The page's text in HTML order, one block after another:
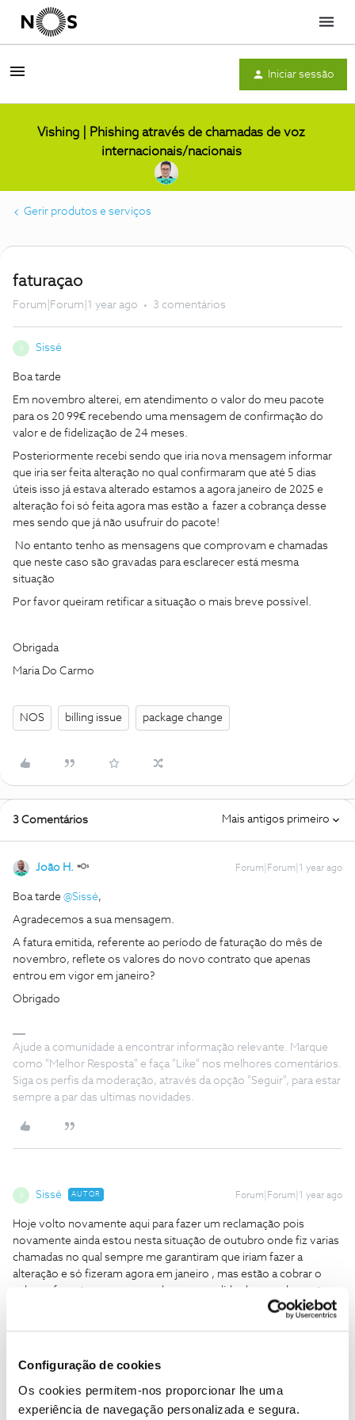
Configuração de cookies
Os cookies permitem-nos proporcionar lhe uma
experiência de navegação personalizada e segura.
Menu
Iniciar sessão
Vishing | Phishing através de chamadas de voz
internacionais/nacionais
Gerir produtos e serviços
faturaçao
Forum|Forum|1 year ago 3 comentários
Sissé
Boa tarde
Em novembro alterei, em atendimento o valor do meu pacote
para os 20 99€ recebendo uma mensagem de confirmação do
valor e de fidelização de 24 meses.
Posteriormente recebi sendo que iria nova mensagem informar
que iria ser feita alteração no qual confirmaram que até 5 dias
úteis isso já estava alterado estamos a agora janeiro de 2025 e
alteração foi só feita agora mas estão a fazer a cobrança desse
mes sendo que já não usufruir do pacote!
No entanto tenho as mensagens que comprovam e chamadas
que neste caso são gravadas para esclarecer está mesma
situação
Por favor queiram retificar a situação o mais breve possível.
Obrigada
Maria Do Carmo
NOS billing issue package change
3 Comentários Mais antigos primeiro
João H. Forum|Forum|1 year ago
Boa tarde ​ @Sissé,
Agradecemos a sua mensagem.
A fatura emitida, referente ao período de faturação do mês de
novembro, reflete os valores do novo contrato que apenas
entrou em vigor em janeiro?
Obrigado
Ajude a comunidade a encontrar informação relevante. Marque
como "Melhor Resposta" e faça "Like" nos melhores comentários.
Siga os perfis da moderação, através da opção "Seguir", para estar
sempre a par das ultimas novidades.
Sissé AUTOR Forum|Forum|1 year ago
Hoje volto novamente aqui para fazer um reclamação pois
novamente ainda estou nesta situação de outubro onde fiz varias
chamadas no qual sempre me garantiram que iriam fazer a
alteração e só fizeram agora em janeiro , mas estão a cobrar o
valor referente ao ano passado o que pedido de cancelamento
supostamente já tinha sido feito , depois de diversas chamas
período 24 horas e que iria receber msm o com valor correto ,
sendo que novamente não fizeram o que foi dito , tive que estar
novamente ligar onde disseram que tinha que aguardar aprovação
mas o que foi dito por chamada é garantindo a mim foi que já